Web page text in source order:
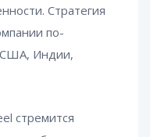
Стратегия
по-
США, Индии,
стремится